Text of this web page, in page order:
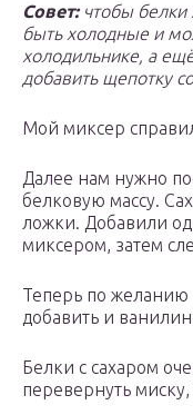
Совет: чтобы
быть холодные и
холодильнике, а
добавить щепотку
Мой миксер
Далее нам нужно
белковую массу.
ложки. Добавили
миксером, затем
Теперь по желанию
добавить и
Белки с сахаром
перевернуть